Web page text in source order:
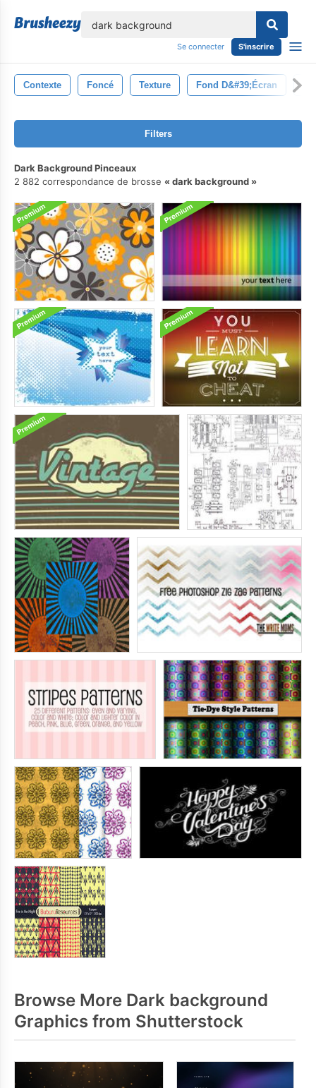
Se connecter S'inscrire
Contexte Foncé Texture Fond D&#39;écran
Filters
Dark Background Pinceaux
2 882 correspondance de brosse
dark background
Browse More Dark background
Graphics from Shutterstock